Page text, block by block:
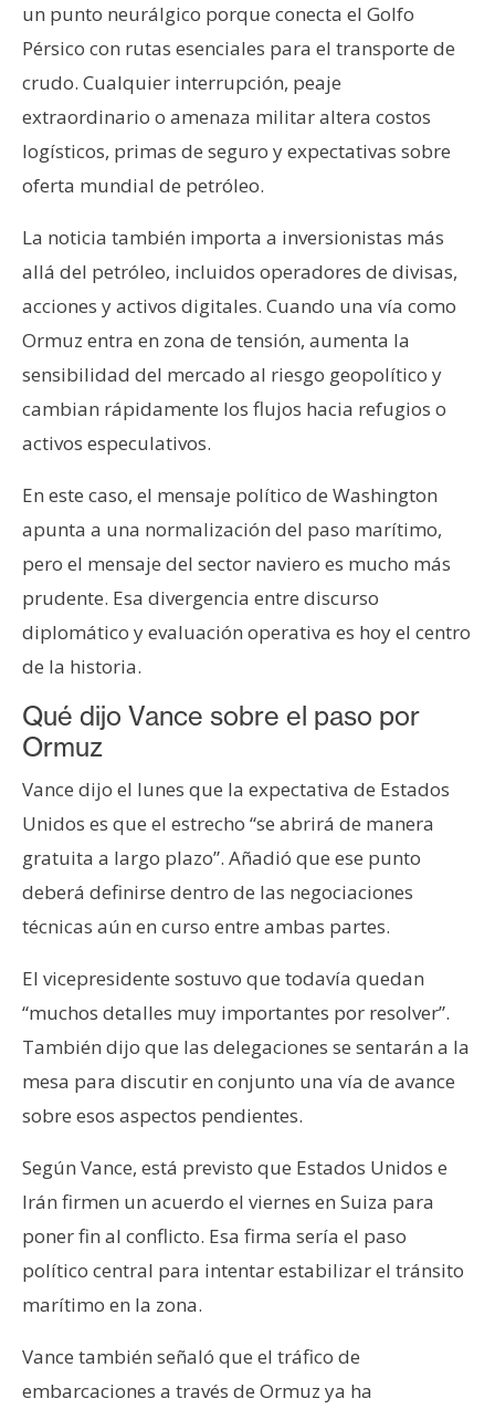
c
t
o
y
u
b
i
c
i
a
d
un punto neurálgico porque conecta el Golfo
Pérsico con rutas esenciales para el transporte de
crudo. Cualquier interrupción, peaje
extraordinario o amenaza militar altera costos
logísticos, primas de seguro y expectativas sobre
oferta mundial de petróleo.
La noticia también importa a inversionistas más
allá del petróleo, incluidos operadores de divisas,
acciones y activos digitales. Cuando una vía como
Ormuz entra en zona de tensión, aumenta la
sensibilidad del mercado al riesgo geopolítico y
cambian rápidamente los flujos hacia refugios o
activos especulativos.
En este caso, el mensaje político de Washington
apunta a una normalización del paso marítimo,
pero el mensaje del sector naviero es mucho más
prudente. Esa divergencia entre discurso
diplomático y evaluación operativa es hoy el centro
de la historia.
Qué dijo Vance sobre el paso por
Ormuz
Vance dijo el lunes que la expectativa de Estados
Unidos es que el estrecho “se abrirá de manera
gratuita a largo plazo”. Añadió que ese punto
deberá definirse dentro de las negociaciones
técnicas aún en curso entre ambas partes.
El vicepresidente sostuvo que todavía quedan
“muchos detalles muy importantes por resolver”.
También dijo que las delegaciones se sentarán a la
mesa para discutir en conjunto una vía de avance
sobre esos aspectos pendientes.
Según Vance, está previsto que Estados Unidos e
Irán firmen un acuerdo el viernes en Suiza para
poner fin al conflicto. Esa firma sería el paso
político central para intentar estabilizar el tránsito
marítimo en la zona.
Vance también señaló que el tráfico de
embarcaciones a través de Ormuz ya ha